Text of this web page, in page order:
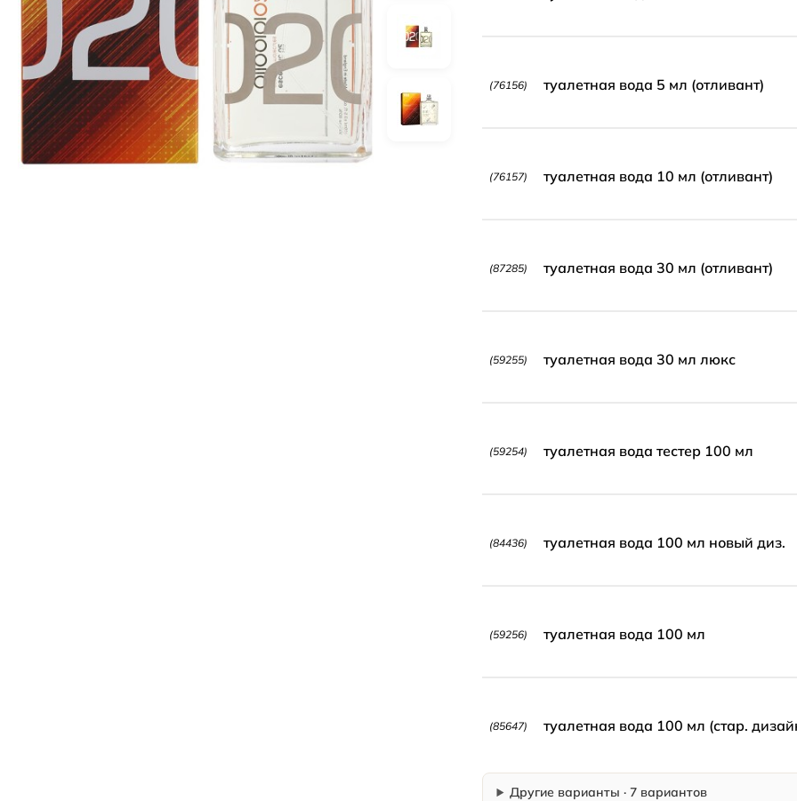
(76156) туалетная вода 5 мл (отливант)
(76157) туалетная вода 10 мл (отливант)
(87285) туалетная вода 30 мл (отливант)
(59255) туалетная вода 30 мл люкс
(59254) туалетная вода тестер 100 мл
(84436) туалетная вода 100 мл новый диз.
(59256) туалетная вода 100 мл
(85647) туалетная вода 100 мл (стар.
Другие варианты · 7 вариантов